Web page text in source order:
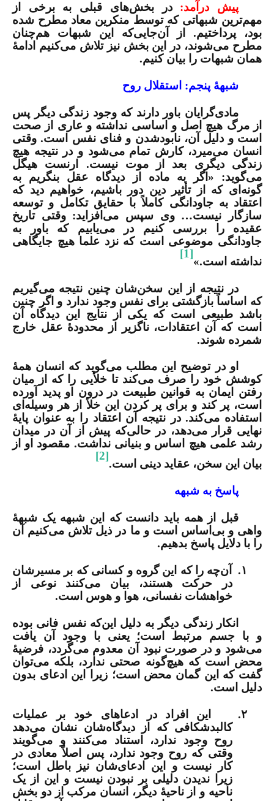
پیش درآمد: در بخش‌های قبلی به برخی از
مهم‌ترین شبهاتی که توسط منکرین معاد مطرح شده
بود، پرداختیم. از آن‌جایی‌که این شبهات هم‌چنان
مطرح می‌شوند، در این بخش نیز تلاش می‌کنیم ادامۀ
همان شبهات را بیان کنیم.
شبهۀ پنجم: استقلال روح
مادی‌گرایان باور دارند که وجود زندگی دیگر پس
از مرگ هیچ اصل و اساسی نداشته و عاری از صحت
است و دلیل آن، نابودشدن و فنای نفس است. وقتی
انسان می‌میرد، کارش تمام می‌شود و در نتیجه هیچ
زندگی دیگری بعد از موت نیست. ارنست هیگل
می‌گوید: «اگر به ماده از دیدگاه عقل بنگریم به
گونه‌ای که از تأثیر دین دور باشیم، خواهیم دید که
اعتقاد به جاودانگی کاملاً با حقایق تکامل و توسعه
سازگار نیست… وی سپس می‌افزاید: وقتی تاریخ
عقیده را بررسی کنیم در می‌یابیم که باور به
جاودانگی موضوعی است که نزد علما هیچ جایگاهی
نداشته است.»
[1]
در نتیجه از این سخن‌شان چنین نتیجه می‌گیریم
که اساساً بازگشتی برای نفس وجود ندارد و اگر چنین
باشد طبیعی است که یکی از نتایج این دیدگاه آن
است که آن اعتقادات، ناگزیر از محدودۀ عقل خارج
شمرده شوند.
او در توضیح این مطلب می‌گوید که انسان همۀ
کوشش خود را صرف می‌کند تا خلأیی را که از میان
رفتن ایمان به قوانین طبیعت در درون او پدید آورده
است، پر کند و برای پر کردن این خلأ از هر وسیله‌ای
استفاده می‌کند. در نتیجه آن اعتقاد را به عنوان پایۀ
نهایی قرار می‌دهد، در حالی‌که پیش از آن در میدان
رشد علمی هیچ اساس و بنیانی نداشت. مقصود او از
بیان این سخن، عقاید دینی است.
[2]
پاسخ به شبهه
قبل از همه باید دانست که این شبهه یک شبهۀ
واهی و بی‌اساس است و ما در ذیل تلاش می‌کنیم آن
را با دلایل پاسخ بدهیم.
۱.
آن‌چه را که این گروه و کسانی که بر مسیرشان
در حرکت هستند، بیان می‌کنند نوعی از
خواهشات نفسانی، هوا و هوس است.
انکار زندگی دیگر به دلیل این‌که نفس فانی بوده
و با جسم مرتبط است؛ یعنی با وجود آن یافت
می‌شود و در صورت نبود آن معدوم می‌گردد، فرضیۀ
محض است که هیچ‌گونه صحتی ندارد، بلکه می‌توان
گفت که این گمان محض است؛ زیرا این ادعای بدون
دلیل است.
۲.
این افراد در ادعاهای خود بر عملیات
کالبدشکافی که از دیدگاه‌شان نشان می‌دهد
روح وجود ندارد، استناد می‌کنند و می‌گویند
وقتی که روح وجود ندارد، پس اصلاً معادی در
کار نیست و این ادعای‌شان نیز باطل است؛
زیرا ندیدن دلیلی بر نبودن نیست و این از یک
ناحیه و از ناحیۀ دیگر، انسان مرکب از دو بخش